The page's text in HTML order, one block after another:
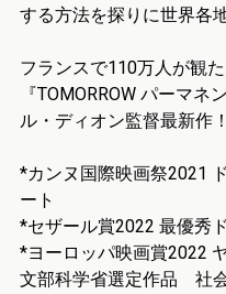
する方法を探りに世界各
フランスで110万人が観
『TOMORROW パーマ
ル・ディオン監督最新作！
*カンヌ国際映画祭2021
ート
*セザール賞2022 最優秀
*ヨーロッパ映画賞2022
文部科学省選定作品 社会